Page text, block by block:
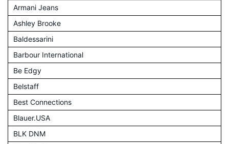
Armani Jeans
Ashley Brooke
Baldessarini
Barbour International
Be Edgy
Belstaff
Best Connections
Blauer.USA
BLK DNM